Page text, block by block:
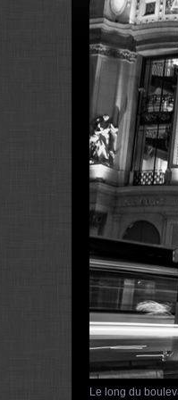
Le long du